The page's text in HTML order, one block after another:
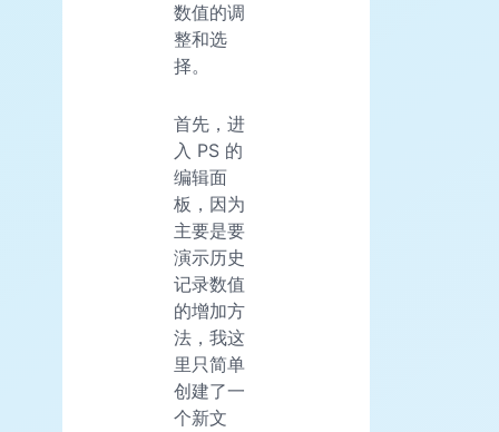
数值的调
整和选
择。
首先，进
入 PS 的
编辑面
板，因为
主要是要
演示历史
记录数值
的增加方
法，我这
里只简单
创建了一
个新文